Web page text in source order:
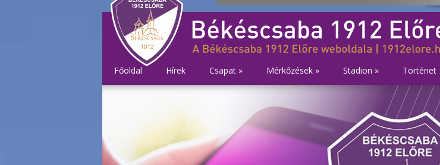
Főoldal Hírek Csapat » Mérkőzések » Stadion » Történet